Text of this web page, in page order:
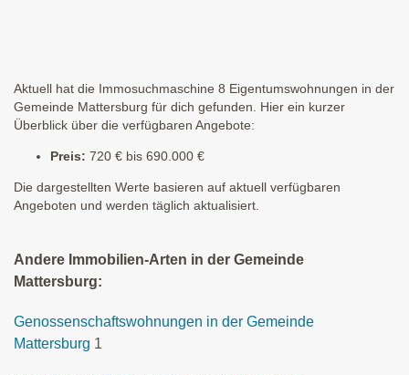
Aktuell hat die Immosuchmaschine 8 Eigentumswohnungen in der
Gemeinde Mattersburg für dich gefunden. Hier ein kurzer
Überblick über die verfügbaren Angebote:
Preis: 720 € bis 690.000 €
Die dargestellten Werte basieren auf aktuell verfügbaren
Angeboten und werden täglich aktualisiert.
Andere Immobilien-Arten in der Gemeinde
Mattersburg:
Genossenschaftswohnungen in der Gemeinde
Mattersburg 1